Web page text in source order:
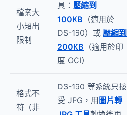
檔案大
小超出
限制
具： 壓縮到
100KB （適用於
DS-160）或 壓縮到
200KB （適用於印
度 OCI）
格式不
符（非
DS-160 等系統只接
受 JPG，用 圖片轉